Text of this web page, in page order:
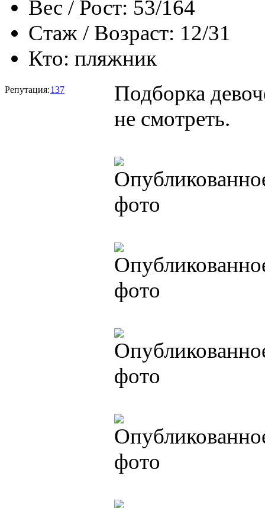
Вес / Рост: 53/164
Стаж / Возраст: 12/31
Кто: пляжник
Репутация:137
Подборка
не смотреть.